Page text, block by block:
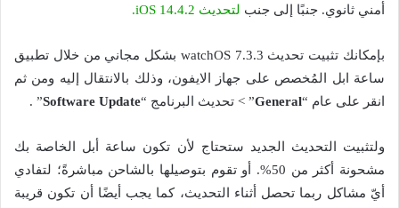
أمني ثانوي. جنبًا إلى جنب لتحديث 14.4.2 iOS.
بإمكانك تثبيت تحديث watchOS 7.3.3 بشكل مجاني من خلال تطبيق
ساعة ابل المُخصص على جهاز الايفون، وذلك بالانتقال إليه ومن ثم
انقر على عام “General” > تحديث البرنامج “Software Update
” .
ولتثبيت التحديث الجديد ستحتاج لأن تكون ساعة أبل الخاصة بك
مشحونة أكثر من 50%. أو تقوم بتوصيلها بالشاحن مباشرةً؛ لتفادي
أيّ مشاكل ربما تحصل أثناء التحديث، كما يجب أيضًا أن تكون قريبة